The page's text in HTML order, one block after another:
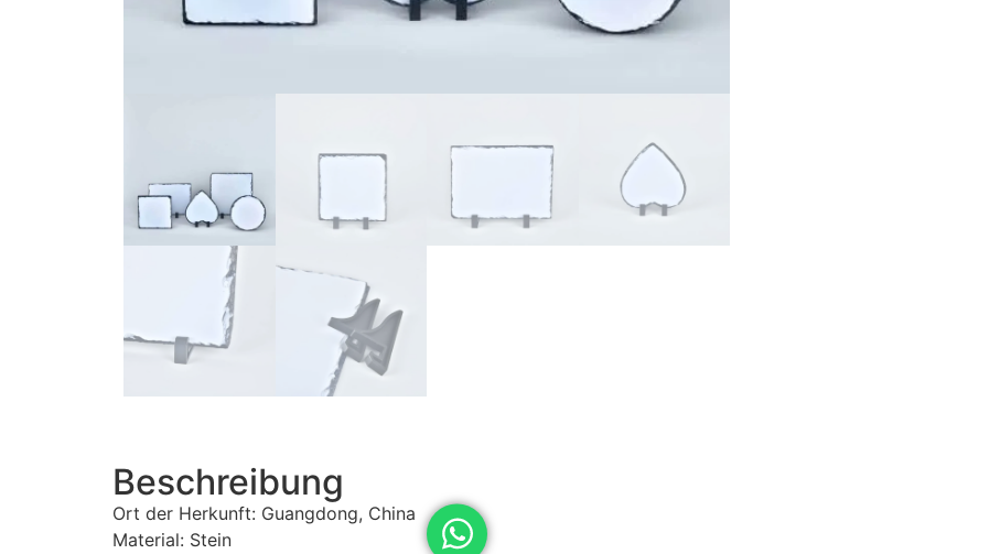
Beschreibung
Ort der Herkunft: Guangdong, China
Material: Stein